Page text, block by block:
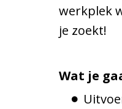
werkplek
je zoekt!
Wat je